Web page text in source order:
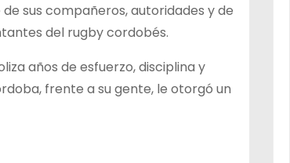
sus compañeros, autoridades y de
del rugby cordobés.
años de esfuerzo, disciplina y
frente a su gente, le otorgó un